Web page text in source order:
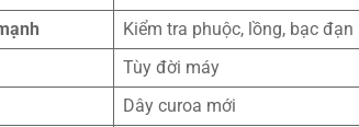
Kiểm tra phuộc, lồng, bạc đạn
Tùy đời máy
Dây curoa mới